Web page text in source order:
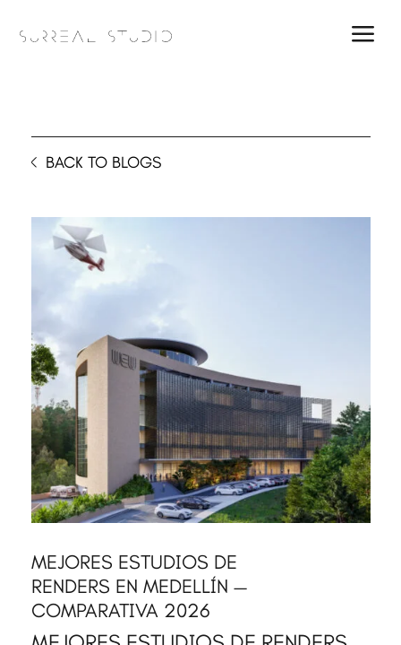
a
BACK TO BLOGS
MEJORES ESTUDIOS DE
RENDERS EN MEDELLÍN —
COMPARATIVA 2026